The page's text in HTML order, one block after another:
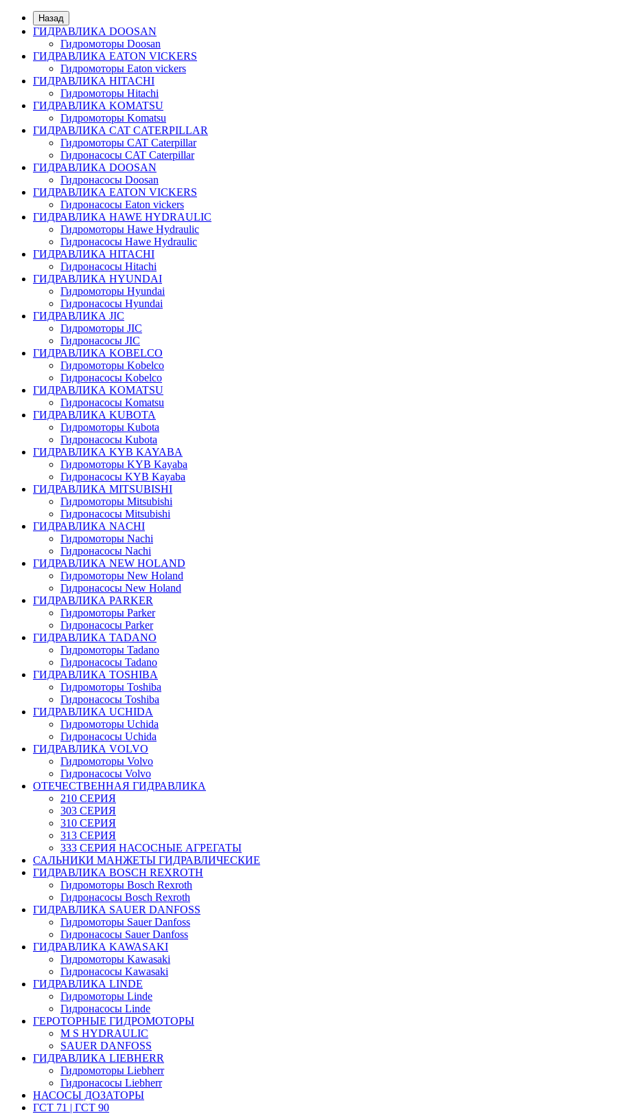
Назад
ГИДРАВЛИКА DOOSAN
Гидромоторы Doosan
ГИДРАВЛИКА EATON VICKERS
Гидромоторы Eaton vickers
ГИДРАВЛИКА HITACHI
Гидромоторы Hitachi
ГИДРАВЛИКА KOMATSU
Гидромоторы Komatsu
ГИДРАВЛИКА CAT CATERPILLAR
Гидромоторы CAT Caterpillar
Гидронасосы CAT Caterpillar
ГИДРАВЛИКА DOOSAN
Гидронасосы Doosan
ГИДРАВЛИКА EATON VICKERS
Гидронасосы Eaton vickers
ГИДРАВЛИКА HAWE HYDRAULIC
Гидромоторы Hawe Hydraulic
Гидронасосы Hawe Hydraulic
ГИДРАВЛИКА HITACHI
Гидронасосы Hitachi
ГИДРАВЛИКА HYUNDAI
Гидромоторы Hyundai
Гидронасосы Hyundai
ГИДРАВЛИКА JIC
Гидромоторы JIC
Гидронасосы JIC
ГИДРАВЛИКА KOBELCO
Гидромоторы Kobelco
Гидронасосы Kobelco
ГИДРАВЛИКА KOMATSU
Гидронасосы Komatsu
ГИДРАВЛИКА KUBOTA
Гидромоторы Kubota
Гидронасосы Kubota
ГИДРАВЛИКА KYB KAYABA
Гидромоторы KYB Kayaba
Гидронасосы KYB Kayaba
ГИДРАВЛИКА MITSUBISHI
Гидромоторы Mitsubishi
Гидронасосы Mitsubishi
ГИДРАВЛИКА NACHI
Гидромоторы Nachi
Гидронасосы Nachi
ГИДРАВЛИКА NEW HOLAND
Гидромоторы New Holand
Гидронасосы New Holand
ГИДРАВЛИКА PARKER
Гидромоторы Parker
Гидронасосы Parker
ГИДРАВЛИКА TADANO
Гидромоторы Tadano
Гидронасосы Tadano
ГИДРАВЛИКА TOSHIBA
Гидромоторы Toshiba
Гидронасосы Toshiba
ГИДРАВЛИКА UCHIDA
Гидромоторы Uchida
Гидронасосы Uchida
ГИДРАВЛИКА VOLVO
Гидромоторы Volvo
Гидронасосы Volvo
ОТЕЧЕСТВЕННАЯ ГИДРАВЛИКА
210 СЕРИЯ
303 СЕРИЯ
310 СЕРИЯ
313 СЕРИЯ
333 СЕРИЯ НАСОСНЫЕ АГРЕГАТЫ
САЛЬНИКИ МАНЖЕТЫ ГИДРАВЛИЧЕСКИЕ
ГИДРАВЛИКА BOSCH REXROTH
Гидромоторы Bosch Rexroth
Гидронасосы Bosch Rexroth
ГИДРАВЛИКА SAUER DANFOSS
Гидромоторы Sauer Danfoss
Гидронасосы Sauer Danfoss
ГИДРАВЛИКА KAWASAKI
Гидромоторы Kawasaki
Гидронасосы Kawasaki
ГИДРАВЛИКА LINDE
Гидромоторы Linde
Гидронасосы Linde
ГЕРОТОРНЫЕ ГИДРОМОТОРЫ
M S HYDRAULIC
SAUER DANFOSS
ГИДРАВЛИКА LIEBHERR
Гидромоторы Liebherr
Гидронасосы Liebherr
НАСОСЫ ДОЗАТОРЫ
ГСТ 71 | ГСТ 90